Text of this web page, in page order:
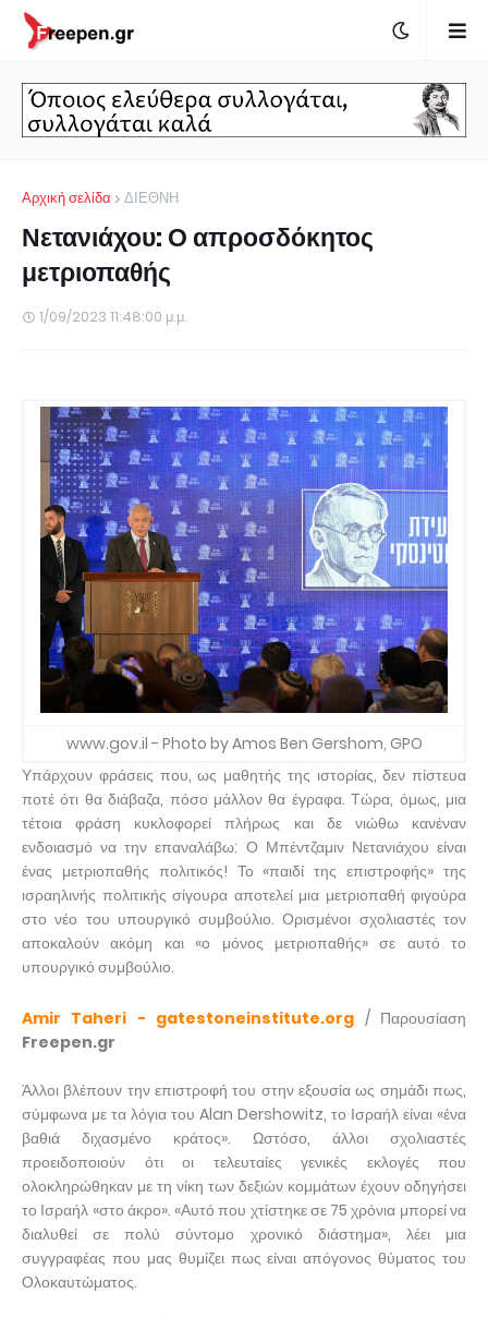
Αρχική σελίδα ΔΙΕΘΝΗ
Νετανιάχου: Ο απροσδόκητος
μετριοπαθής
1/09/2023 11:48:00 μ.μ.
www.gov.il - Photo by Amos Ben Gershom, GPO
Υπάρχουν φράσεις που, ως μαθητής της ιστορίας, δεν πίστευα
ποτέ ότι θα διάβαζα, πόσο μάλλον θα έγραφα. Τώρα, όμως, μια
τέτοια φράση κυκλοφορεί πλήρως και δε νιώθω κανέναν
ενδοιασμό να την επαναλάβω: Ο Μπέντζαμιν Νετανιάχου είναι
ένας μετριοπαθής πολιτικός! Το «παιδί της επιστροφής» της
ισραηλινής πολιτικής σίγουρα αποτελεί μια μετριοπαθή φιγούρα
στο νέο του υπουργικό συμβούλιο. Ορισμένοι σχολιαστές τον
αποκαλούν ακόμη και «ο μόνος μετριοπαθής» σε αυτό το
υπουργικό συμβούλιο.
Amir Taheri - gatestoneinstitute.org / Παρουσίαση
Freepen.gr
Άλλοι βλέπουν την επιστροφή του στην εξουσία ως σημάδι πως,
σύμφωνα με τα λόγια του Alan Dershowitz, το Ισραήλ είναι «ένα
βαθιά διχασμένο κράτος». Ωστόσο, άλλοι σχολιαστές
προειδοποιούν ότι οι τελευταίες γενικές εκλογές που
ολοκληρώθηκαν με τη νίκη των δεξιών κομμάτων έχουν οδηγήσει
το Ισραήλ «στο άκρο». «Αυτό που χτίστηκε σε 75 χρόνια μπορεί να
διαλυθεί σε πολύ σύντομο χρονικό διάστημα», λέει μια
συγγραφέας που μας θυμίζει πως είναι απόγονος θύματος του
Ολοκαυτώματος.